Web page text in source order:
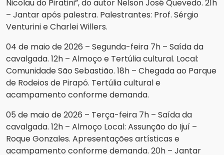
Nicolau do Piratini”, do autor Nelson José Quevedo. 21h
– Jantar após palestra. Palestrantes: Prof. Sérgio
Venturini e Charlei Willers.
04 de maio de 2026 – Segunda-feira 7h – Saída da
cavalgada. 12h – Almoço e Tertúlia cultural. Local:
Comunidade São Sebastião. 18h – Chegada ao Parque
de Rodeios de Pirapó. Tertúlia cultural e
acampamento conforme demanda.
05 de maio de 2026 – Terça-feira 7h – Saída da
cavalgada. 12h – Almoço Local: Assunção do Ijuí –
Roque Gonzales. Apresentações artísticas e
acampamento conforme demanda. 20h – Jantar